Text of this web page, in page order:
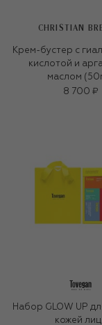
CHRISTIAN
Крем-бустер с
кислотой и
маслом
8 700 ₽
Набор GLOW UP
кожей